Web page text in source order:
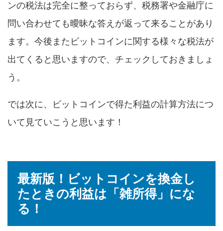
ンの税法は完全に整っておらず、税務署や金融庁に
問い合わせても曖昧な答えが返って来ることがあり
ます。今後またビットコインに関する様々な税法が
出てくると思いますので、チェックしておきましょ
う。
では次に、ビットコインで得た利益の計算方法につ
いて見ていこうと思います！
最新版！ビットコインを換金し
たときの利益は「雑所得」にな
る！